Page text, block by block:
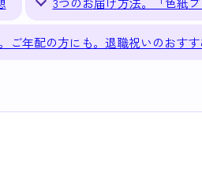
ご年配の方にも。退職祝いのおす